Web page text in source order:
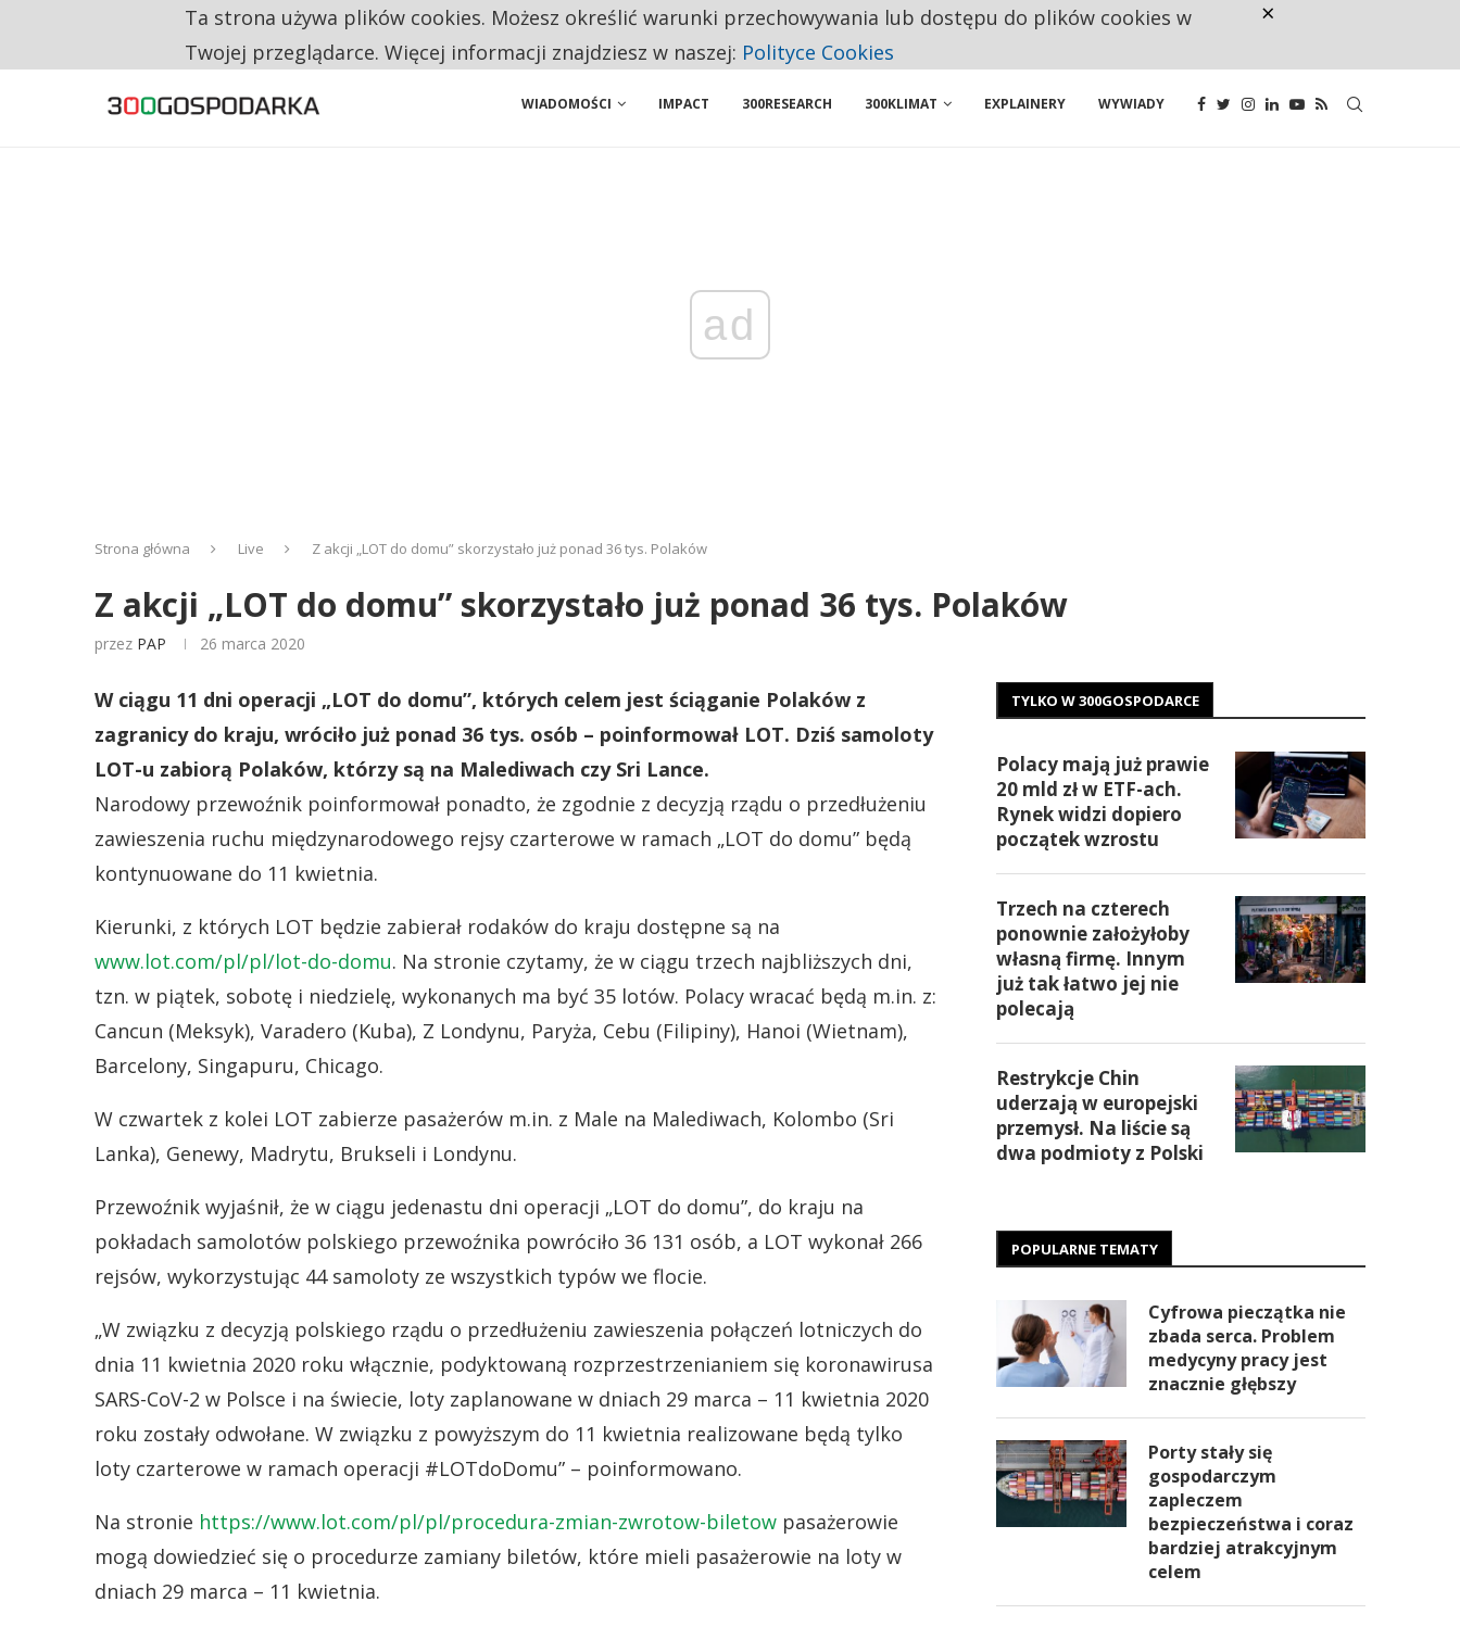
RESTRYKCJE CHIN UDERZAJĄ W EUROPEJSKI PRZEMYSŁ. NA LIŚCIE SĄ DWA PODMIOTY Z POLSKI
WIADOMOŚCI IMPACT 300RESEARCH 300KLIMAT EXPLAINERY WYWIADY
ad
Strona główna Live Z akcji „LOT do domu” skorzystało już ponad 36 tys. Polaków
Z akcji „LOT do domu” skorzystało już ponad 36 tys. Polaków
przez PAP 26 marca 2020
W ciągu 11 dni operacji „LOT do domu”, których celem jest ściąganie Polaków z
zagranicy do kraju, wróciło już ponad 36 tys. osób – poinformował LOT. Dziś samoloty
LOT-u zabiorą Polaków, którzy są na Malediwach czy Sri Lance.
Narodowy przewoźnik poinformował ponadto, że zgodnie z decyzją rządu o przedłużeniu
zawieszenia ruchu międzynarodowego rejsy czarterowe w ramach „LOT do domu” będą
kontynuowane do 11 kwietnia.
Kierunki, z których LOT będzie zabierał rodaków do kraju dostępne są na
www.lot.com/pl/pl/lot-do-domu. Na stronie czytamy, że w ciągu trzech najbliższych dni,
tzn. w piątek, sobotę i niedzielę, wykonanych ma być 35 lotów. Polacy wracać będą m.in. z:
Cancun (Meksyk), Varadero (Kuba), Z Londynu, Paryża, Cebu (Filipiny), Hanoi (Wietnam),
Barcelony, Singapuru, Chicago.
W czwartek z kolei LOT zabierze pasażerów m.in. z Male na Malediwach, Kolombo (Sri
Lanka), Genewy, Madrytu, Brukseli i Londynu.
Przewoźnik wyjaśnił, że w ciągu jedenastu dni operacji „LOT do domu”, do kraju na
pokładach samolotów polskiego przewoźnika powróciło 36 131 osób, a LOT wykonał 266
rejsów, wykorzystując 44 samoloty ze wszystkich typów we flocie.
„W związku z decyzją polskiego rządu o przedłużeniu zawieszenia połączeń lotniczych do
dnia 11 kwietnia 2020 roku włącznie, podyktowaną rozprzestrzenianiem się koronawirusa
SARS-CoV-2 w Polsce i na świecie, loty zaplanowane w dniach 29 marca – 11 kwietnia 2020
roku zostały odwołane. W związku z powyższym do 11 kwietnia realizowane będą tylko
loty czarterowe w ramach operacji #LOTdoDomu” – poinformowano.
Na stronie https://www.lot.com/pl/pl/procedura-zmian-zwrotow-biletow pasażerowie
mogą dowiedzieć się o procedurze zamiany biletów, które mieli pasażerowie na loty w
dniach 29 marca – 11 kwietnia.
TYLKO W 300GOSPODARCE
Polacy mają już prawie
20 mld zł w ETF-ach.
Rynek widzi dopiero
początek wzrostu
Trzech na czterech
ponownie założyłoby
własną firmę. Innym
już tak łatwo jej nie
polecają
Restrykcje Chin
uderzają w europejski
przemysł. Na liście są
dwa podmioty z Polski
POPULARNE TEMATY
Cyfrowa pieczątka nie
zbada serca. Problem
medycyny pracy jest
znacznie głębszy
Porty stały się
gospodarczym
zapleczem
bezpieczeństwa i coraz
bardziej atrakcyjnym
celem
Ta strona używa plików cookies. Możesz określić warunki przechowywania lub dostępu do plików cookies w
Twojej przeglądarce. Więcej informacji znajdziesz w naszej: Polityce Cookies
×